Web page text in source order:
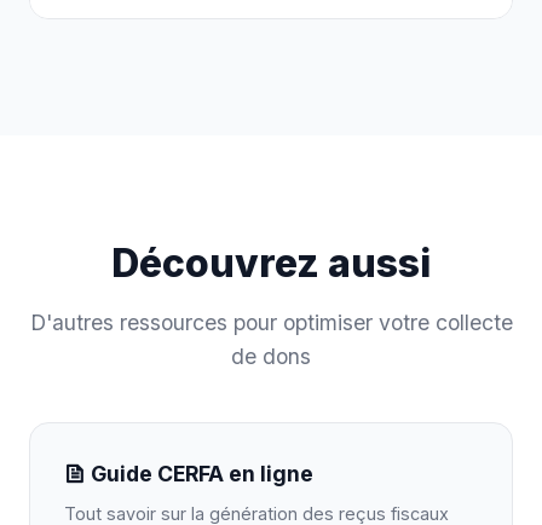
Découvrez aussi
D'autres ressources pour optimiser votre collecte
de dons
Guide CERFA en ligne
Tout savoir sur la génération des reçus fiscaux